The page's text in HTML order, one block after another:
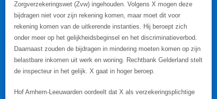
Zorgverzekeringswet (Zvw) ingehouden. Volgens X mogen deze
bijdragen niet voor zijn rekening komen, maar moet dit voor
rekening komen van de uitkerende instanties. Hij beroept zich
onder meer op het gelijkheidsbeginsel en het discriminatieverbod.
Daarnaast zouden de bijdragen in mindering moeten komen op zijn
belastbare inkomen uit werk en woning. Rechtbank Gelderland stelt
de inspecteur in het gelijk. X gaat in hoger beroep.
Hof Arnhem-Leeuwarden oordeelt dat X als verzekeringsplichtige